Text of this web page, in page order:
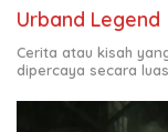
Urband Legend
Cerita atau kisah
dipercaya secara